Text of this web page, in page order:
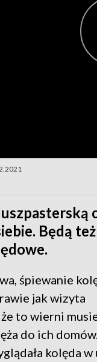
Będą
śpiewanie
jak wizyta
to wierni
do ich
kolęda w